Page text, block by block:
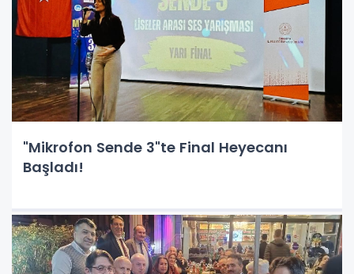
"Mikrofon Sende 3"te Final Heyecanı
Başladı!